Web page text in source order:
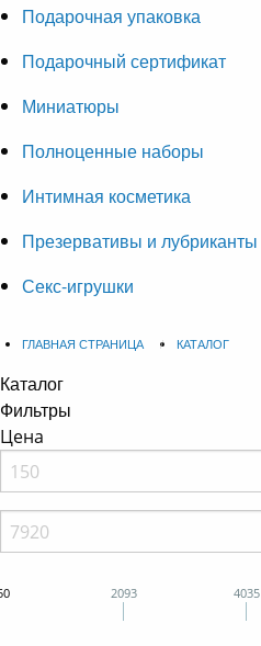
Подарочная упаковка
Подарочный сертификат
Миниатюры
Полноценные наборы
Интимная косметика
Презервативы и лубриканты
Секс-игрушки
ГЛАВНАЯ СТРАНИЦА КАТАЛОГ
Каталог
Фильтры
Цена
2093 4035